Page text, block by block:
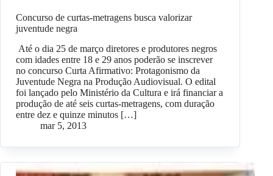
Concurso de curtas-metragens busca valorizar
juventude negra
Até o dia 25 de março diretores e produtores negros
com idades entre 18 e 29 anos poderão se inscrever
no concurso Curta Afirmativo: Protagonismo da
Juventude Negra na Produção Audiovisual. O edital
foi lançado pelo Ministério da Cultura e irá financiar a
produção de até seis curtas-metragens, com duração
entre dez e quinze minutos […]
mar 5, 2013